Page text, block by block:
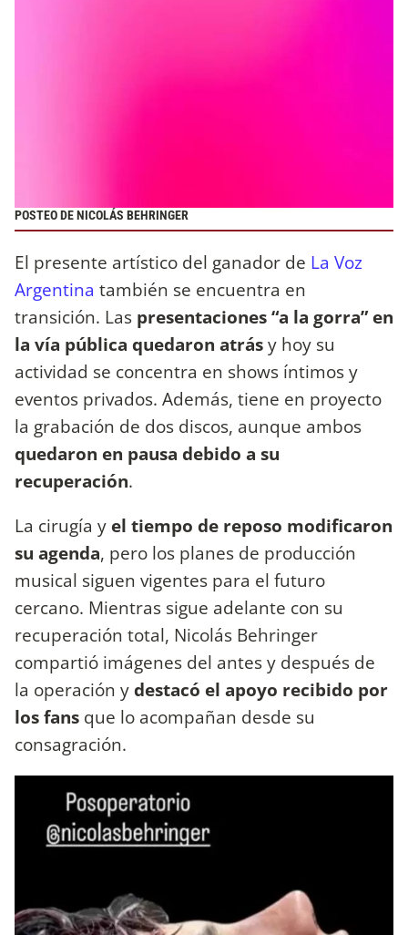
POSTEO DE NICOLÁS BEHRINGER
El presente artístico del ganador de La Voz
Argentina también se encuentra en
transición. Las presentaciones “a la gorra” en
la vía pública quedaron atrásy hoy su
actividad se concentra en shows íntimos y
eventos privados. Además, tiene en proyecto
la grabación de dos discos, aunque ambos
quedaron en pausa debido a su
recuperación.
La cirugía y el tiempo de reposo modificaron
su agenda, pero los planes de producción
musical siguen vigentes para el futuro
cercano. Mientras sigue adelante con su
recuperación total, Nicolás Behringer
compartió imágenes del antes y después de
la operación ydestacó el apoyo recibido por
los fans que lo acompañan desde su
consagración.